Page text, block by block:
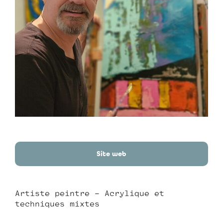
Site web
Artiste peintre – Acrylique et
techniques mixtes